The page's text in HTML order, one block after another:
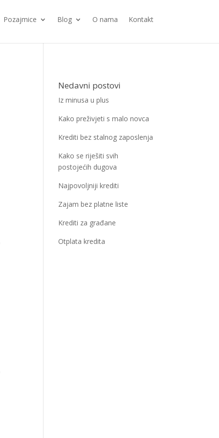
Pozajmice Blog O nama Kontakt
Nedavni postovi
Iz minusa u plus
Kako preživjeti s malo novca
Krediti bez stalnog zaposlenja
Kako se riješiti svih
postojećih dugova
Najpovoljniji krediti
Zajam bez platne liste
Krediti za građane
Otplata kredita